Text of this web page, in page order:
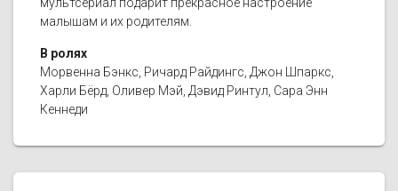
мультсериал подарит прекрасное настроение
малышам и их родителям.
В ролях
Морвенна Бэнкс, Ричард Райдингс, Джон Шпаркс,
Харли Бёрд, Оливер Мэй, Дэвид Ринтул, Сара Энн
Кеннеди